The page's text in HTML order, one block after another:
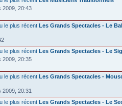
2009, 20:43
Les Grands Spectacles - Le
Les Grands Spectacles - Le
2009, 20:35
Les Grands Spectacles -
2009, 20:31
Les Grands Spectacles - Le